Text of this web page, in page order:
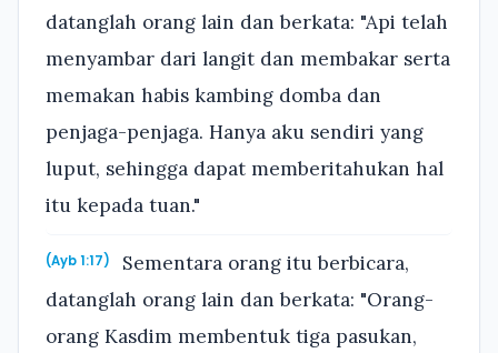
datanglah orang lain dan berkata: "Api telah
menyambar dari langit dan membakar serta
memakan habis kambing domba dan
penjaga-penjaga. Hanya aku sendiri yang
luput, sehingga dapat memberitahukan hal
itu kepada tuan."
(Ayb 1:17)
Sementara orang itu berbicara,
datanglah orang lain dan berkata: "Orang-
orang Kasdim membentuk tiga pasukan,